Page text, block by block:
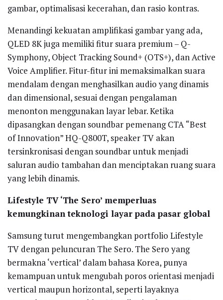
gambar, optimalisasi kecerahan, dan rasio kontras.
Menandingi kekuatan amplifikasi gambar yang ada,
QLED 8K juga memiliki fitur suara premium – Q-
Symphony, Object Tracking Sound+ (OTS+), dan Active
Voice Amplifier. Fitur-fitur ini memaksimalkan suara
mendalam dengan menghasilkan audio yang dinamis
dan dimensional, sesuai dengan pengalaman
menonton menggunakan layar lebar. Ketika
dipasangkan dengan soundbar pemenang CTA “Best
of Innovation” HQ-Q800T, speaker TV akan
tersinkronisasi dengan soundbar untuk menjadi
saluran audio tambahan dan menciptakan ruang suara
yang lebih dinamis.
Lifestyle TV ‘The Sero’ memperluas
kemungkinan teknologi layar pada pasar global
Samsung turut mengembangkan portfolio Lifestyle
TV dengan peluncuran The Sero. The Sero yang
bermakna ‘vertical’ dalam bahasa Korea, punya
kemampuan untuk mengubah poros orientasi menjadi
vertical maupun horizontal, seperti layaknya